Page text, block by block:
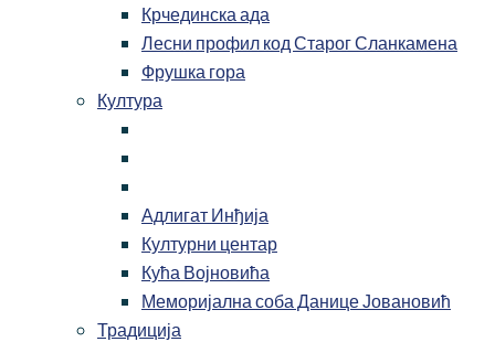
Крчединска ада
Лесни профил код Старог Сланкамена
Фрушка гора
Култура
Адлигат Инђија
Културни центар
Кућа Војновића
Меморијална соба Данице Јовановић
Традиција